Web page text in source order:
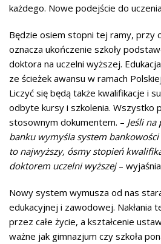
każdego. Nowe podejście do
Będzie osiem stopni tej ramy, przy
oznacza ukończenie szkoły
doktora na uczelni wyższej.
ze ścieżek awansu w ramach
Liczyć się będą także kwalifikacje i
odbyte kursy i szkolenia. Wszystko
stosownym dokumentem. – Jeśli na
banku wymyśla system
to najwyższy, ósmy stopień
doktorem uczelni wyższej–
Nowy system wymusza od nas
edukacyjnej i zawodowej. Nakłania
przez całe życie, a kształcenie
ważne jak gimnazjum czy szkoła